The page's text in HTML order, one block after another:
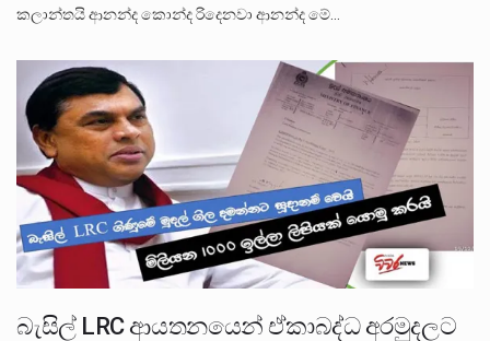
කලාන්තයි ආනන්ද කොන්ද රිදෙනවා ආනන්ද මේ…
බැසිල් LRC ආයතනයෙන් ඒකාබද්ධ අරමුදලට